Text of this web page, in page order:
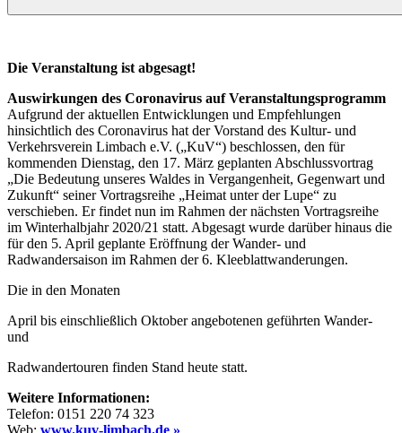
Die Veranstaltung ist abgesagt!
Auswirkungen des Coronavirus auf Veranstaltungsprogramm
Aufgrund der aktuellen Entwicklungen und Empfehlungen
hinsichtlich des Coronavirus hat der Vorstand des Kultur- und
Verkehrsverein Limbach e.V. („KuV“) beschlossen, den für
kommenden Dienstag, den 17. März geplanten Abschlussvortrag
„Die Bedeutung unseres Waldes in Vergangenheit, Gegenwart und
Zukunft“ seiner Vortragsreihe „Heimat unter der Lupe“ zu
verschieben. Er findet nun im Rahmen der nächsten Vortragsreihe
im Winterhalbjahr 2020/21 statt. Abgesagt wurde darüber hinaus die
für den 5. April geplante Eröffnung der Wander- und
Radwandersaison im Rahmen der 6. Kleeblattwanderungen.
Die in den Monaten
April bis einschließlich Oktober angebotenen geführten Wander-
und
Radwandertouren finden Stand heute statt.
Weitere Informationen:
Telefon: 0151 220 74 323